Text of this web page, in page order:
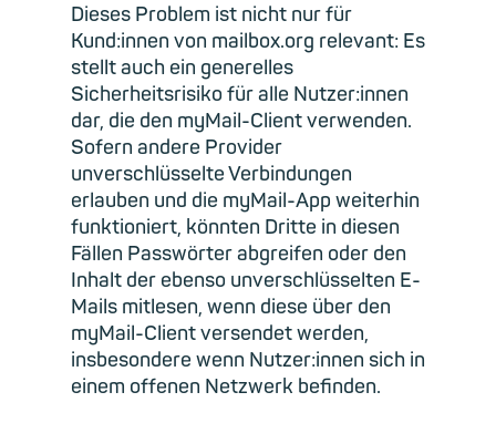
Dieses Problem ist nicht nur für
Kund:innen von mailbox.org relevant: Es
stellt auch ein generelles
Sicherheitsrisiko für alle Nutzer:innen
dar, die den myMail-Client verwenden.
Sofern andere Provider
unverschlüsselte Verbindungen
erlauben und die myMail-App weiterhin
funktioniert, könnten Dritte in diesen
Fällen Passwörter abgreifen oder den
Inhalt der ebenso unverschlüsselten E-
Mails mitlesen, wenn diese über den
myMail-Client versendet werden,
insbesondere wenn Nutzer:innen sich in
einem offenen Netzwerk befinden.